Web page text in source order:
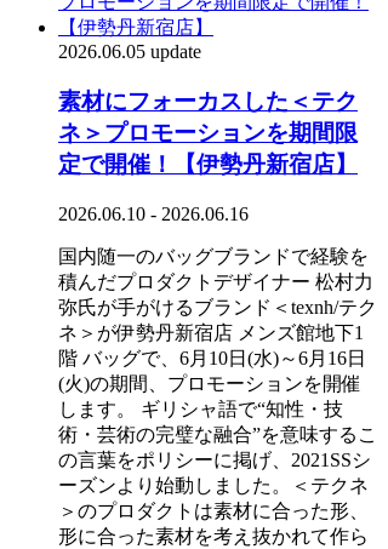
2026.06.05 update
素材にフォーカスした＜テク
ネ＞プロモーションを期間限
定で開催！【伊勢丹新宿店】
2026.06.10 - 2026.06.16
国内随一のバッグブランドで経験を
積んだプロダクトデザイナー 松村力
弥氏が手がけるブランド＜texnh/テク
ネ＞が伊勢丹新宿店 メンズ館地下1
階 バッグで、6月10日(水)～6月16日
(火)の期間、プロモーションを開催
します。 ギリシャ語で“知性・技
術・芸術の完璧な融合”を意味するこ
の言葉をポリシーに掲げ、2021SSシ
ーズンより始動しました。＜テクネ
＞のプロダクトは素材に合った形、
形に合った素材を考え抜かれて作ら